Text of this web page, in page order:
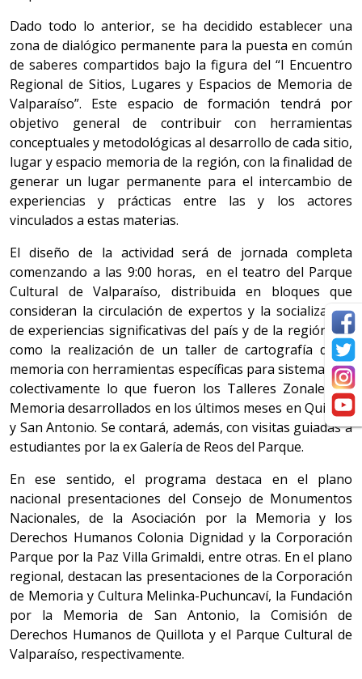
Dado todo lo anterior, se ha decidido establecer una
zona de dialógico permanente para la puesta en común
de saberes compartidos bajo la figura del “I Encuentro
Regional de Sitios, Lugares y Espacios de Memoria de
Valparaíso”. Este espacio de formación tendrá por
objetivo general de contribuir con herramientas
conceptuales y metodológicas al desarrollo de cada sitio,
lugar y espacio memoria de la región, con la finalidad de
generar un lugar permanente para el intercambio de
experiencias y prácticas entre las y los actores
vinculados a estas materias.
El diseño de la actividad será de jornada completa
comenzando a las 9:00 horas, en el teatro del Parque
Cultural de Valparaíso, distribuida en bloques que
consideran la circulación de expertos y la socialización
de experiencias significativas del país y de la región, así
como la realización de un taller de cartografía de la
memoria con herramientas específicas para sistematizar
colectivamente lo que fueron los Talleres Zonales de
Memoria desarrollados en los últimos meses en Quillota
y San Antonio. Se contará, además, con visitas guiadas a
estudiantes por la ex Galería de Reos del Parque.
En ese sentido, el programa destaca en el plano
nacional presentaciones del Consejo de Monumentos
Nacionales, de la Asociación por la Memoria y los
Derechos Humanos Colonia Dignidad y la Corporación
Parque por la Paz Villa Grimaldi, entre otras. En el plano
regional, destacan las presentaciones de la Corporación
de Memoria y Cultura Melinka-Puchuncaví, la Fundación
por la Memoria de San Antonio, la Comisión de
Derechos Humanos de Quillota y el Parque Cultural de
Valparaíso, respectivamente.